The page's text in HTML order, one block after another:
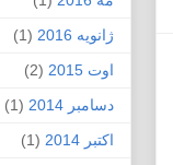
ژانویه 2016
(1)
اوت 2015
(2)
دسامبر 2014
(1)
اکتبر 2014
(1)